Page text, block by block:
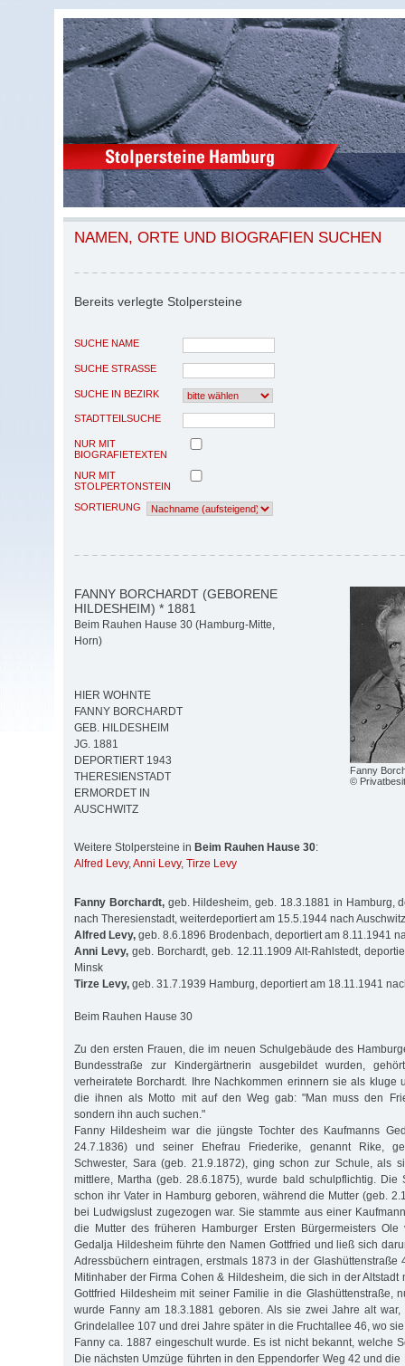
NAMEN, ORTE UND BIOGRAFIEN SUCHEN
Bereits verlegte Stolpersteine
SUCHE NAME
SUCHE STRASSE
SUCHE IN BEZIRK
STADTTEILSUCHE
NUR MIT
BIOGRAFIETEXTEN
NUR MIT
STOLPERTONSTEIN
SORTIERUNG
Fanny
©
FANNY BORCHARDT (GEBORENE
HILDESHEIM) * 1881
Beim Rauhen Hause 30 (Hamburg-Mitte,
Horn)
HIER WOHNTE
FANNY BORCHARDT
GEB. HILDESHEIM
JG. 1881
DEPORTIERT 1943
THERESIENSTADT
ERMORDET IN
AUSCHWITZ
Weitere Stolpersteine in Beim Rauhen Hause 30:
Alfred Levy,Anni Levy, Tirze Levy
Fanny Borchardt,geb. Hildesheim, geb. 18.3.1881 in Hamburg,
nach Theresienstadt, weiterdeportiert am 15.5.1944 nach Auschwitz
Alfred Levy, geb. 8.6.1896 Brodenbach, deportiert am 8.11.1941
Anni Levy, geb. Borchardt, geb. 12.11.1909 Alt-Rahlstedt,
Minsk
Tirze Levy, geb. 31.7.1939 Hamburg, deportiert am 18.11.1941
Beim Rauhen Hause 30
Zu den ersten Frauen, die im neuen Schulgebäude des
Bundesstraße zur Kindergärtnerin ausgebildet wurden,
verheiratete Borchardt. Ihre Nachkommen erinnern sie als kluge
die ihnen als Motto mit auf den Weg gab: "Man muss den
sondern ihn auch suchen."
Fanny Hildesheim war die jüngste Tochter des Kaufmanns
24.7.1836) und seiner Ehefrau Friederike, genannt Rike,
Schwester, Sara (geb. 21.9.1872), ging schon zur Schule, als
mittlere, Martha (geb. 28.6.1875), wurde bald schulpflichtig. Die
schon ihr Vater in Hamburg geboren, während die Mutter (geb.
bei Ludwigslust zugezogen war. Sie stammte aus einer
die Mutter des früheren Hamburger Ersten Bürgermeisters Ole
Gedalja Hildesheim führte den Namen Gottfried und ließ sich
Adressbüchern eintragen, erstmals 1873 in der Glashüttenstraße
Mitinhaber der Firma Cohen & Hildesheim, die sich in der Altstadt
Gottfried Hildesheim mit seiner Familie in die Glashüttenstraße,
wurde Fanny am 18.3.1881 geboren. Als sie zwei Jahre alt
Grindelallee 107 und drei Jahre später in die Fruchtallee 46, wo
Fanny ca. 1887 eingeschult wurde. Es ist nicht bekannt, welche
Die nächsten Umzüge führten in den Eppendorfer Weg 42 und die